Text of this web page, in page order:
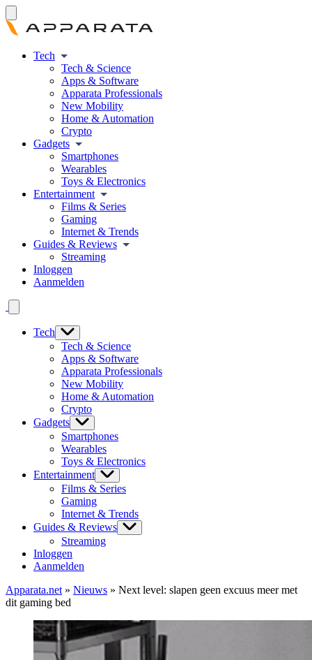
Tech
Tech & Science
Apps & Software
Apparata Professionals
New Mobility
Home & Automation
Crypto
Gadgets
Smartphones
Wearables
Toys & Electronics
Entertainment
Films & Series
Gaming
Internet & Trends
Guides & Reviews
Streaming
Inloggen
Aanmelden
Tech
Tech & Science
Apps & Software
Apparata Professionals
New Mobility
Home & Automation
Crypto
Gadgets
Smartphones
Wearables
Toys & Electronics
Entertainment
Films & Series
Gaming
Internet & Trends
Guides & Reviews
Streaming
Inloggen
Aanmelden
Apparata.net » Nieuws » Next level: slapen geen excuus meer met
dit gaming bed